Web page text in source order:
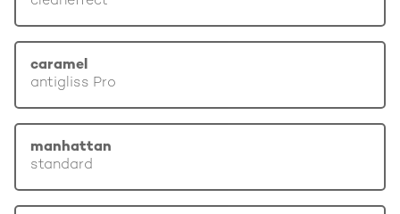
caramel
antigliss Pro
manhattan
standard